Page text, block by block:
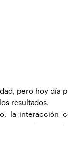
siempre en
que percibían mi
pero hoy día
resultados.
la
en práctica el